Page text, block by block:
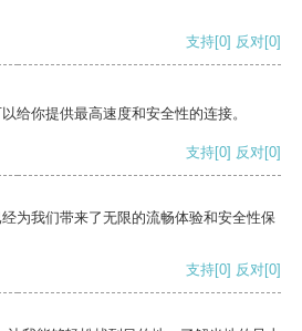
支持[0] 反对[0]
给你提供最高速度和安全性的连接。
支持[0] 反对[0]
为我们带来了无限的流畅体验和安全性保
支持[0] 反对[0]